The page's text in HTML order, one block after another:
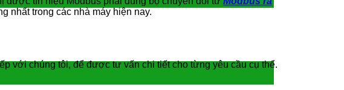
nhất trong các nhà máy hiện nay.
với chúng tôi, để được tư vấn chi tiết cho từng yêu cầu cụ thể.